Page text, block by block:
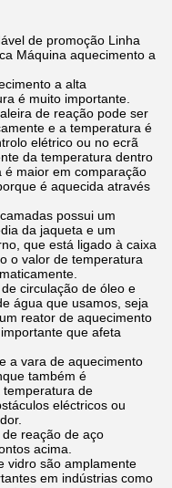
de promoção Linha
Máquina aquecimento a
a alta
é muito importante.
de reação pode ser
e a temperatura é
elétrico ou no ecrã
da temperatura dentro
maior em comparação
é aquecida através
possui um
da jaqueta e um
que está ligado à caixa
o valor de temperatura
circulação de óleo e
água que usamos, seja
reator de aquecimento
que afeta
a vara de aquecimento
também é
de
eléctricos ou
reação de aço
acima.
vidro são amplamente
em indústrias como